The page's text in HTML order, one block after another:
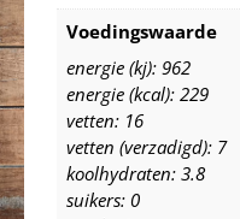
Voedingswaarde
energie (kj): 962
energie (kcal): 229
vetten: 16
vetten (verzadigd): 7
koolhydraten: 3.8
suikers: 0